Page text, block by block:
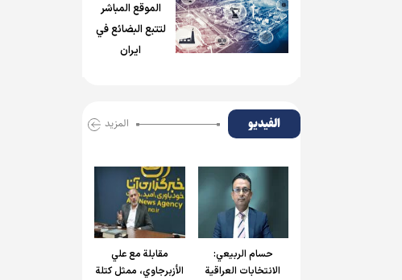
الموقع المباشر
لتتبع البضائع في
ايران
الفیدیو المزید
حسام الربیعي:
الانتخابات العراقية
مقابلة مع علي
الأزبرجاوي، ممثل كتلة